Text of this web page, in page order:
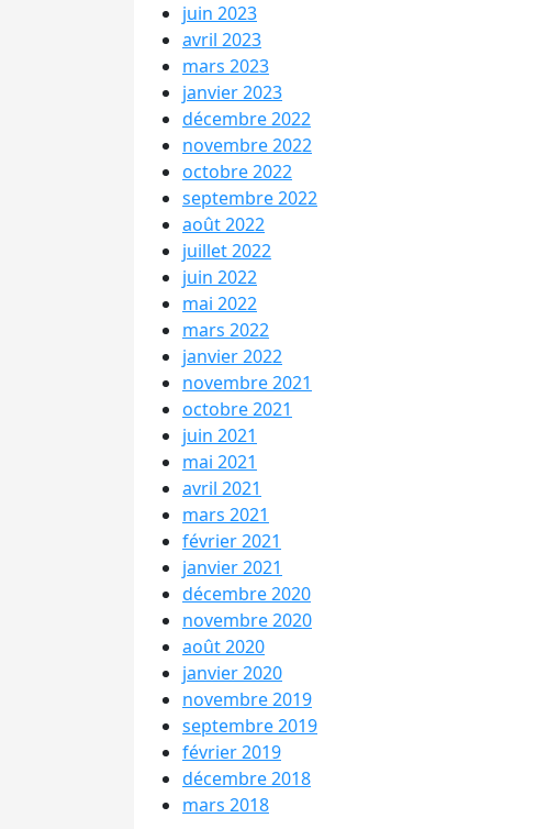
juin 2023
avril 2023
mars 2023
janvier 2023
décembre 2022
novembre 2022
octobre 2022
septembre 2022
août 2022
juillet 2022
juin 2022
mai 2022
mars 2022
janvier 2022
novembre 2021
octobre 2021
juin 2021
mai 2021
avril 2021
mars 2021
février 2021
janvier 2021
décembre 2020
novembre 2020
août 2020
janvier 2020
novembre 2019
septembre 2019
février 2019
décembre 2018
mars 2018